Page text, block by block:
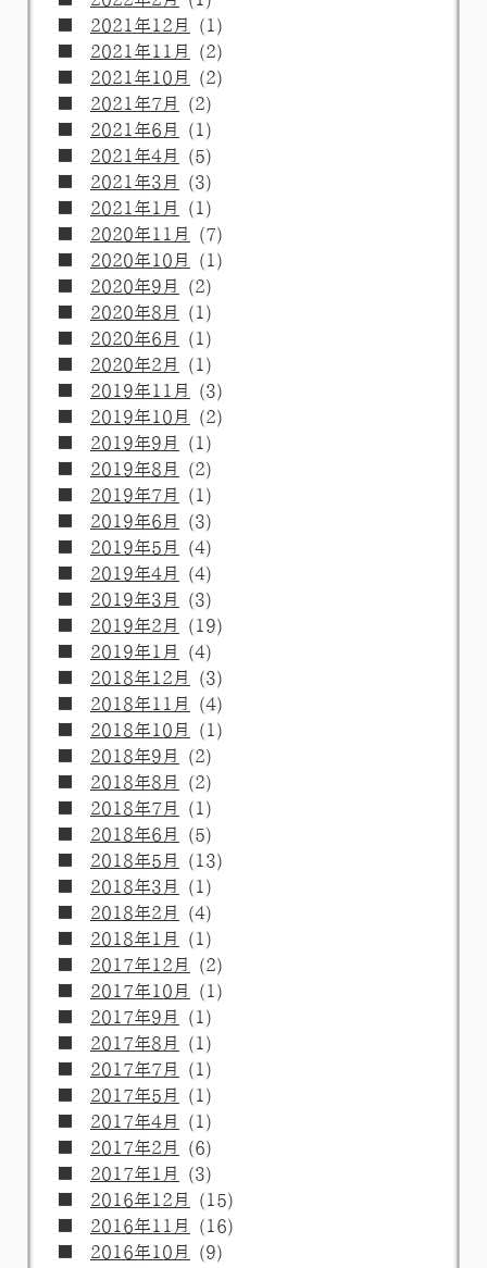
2021年12月
(1)
2021年11月
(2)
2021年10月
(2)
2021年7月
(2)
2021年6月
(1)
2021年4月
(5)
2021年3月
(3)
2021年1月
(1)
2020年11月
(7)
2020年10月
(1)
2020年9月
(2)
2020年8月
(1)
2020年6月
(1)
2020年2月
(1)
2019年11月
(3)
2019年10月
(2)
2019年9月
(1)
2019年8月
(2)
2019年7月
(1)
2019年6月
(3)
2019年5月
(4)
2019年4月
(4)
2019年3月
(3)
2019年2月
(19)
2019年1月
(4)
2018年12月
(3)
2018年11月
(4)
2018年10月
(1)
2018年9月
(2)
2018年8月
(2)
2018年7月
(1)
2018年6月
(5)
2018年5月
(13)
2018年3月
(1)
2018年2月
(4)
2018年1月
(1)
2017年12月
(2)
2017年10月
(1)
2017年9月
(1)
2017年8月
(1)
2017年7月
(1)
2017年5月
(1)
2017年4月
(1)
2017年2月
(6)
2017年1月
(3)
2016年12月
(15)
2016年11月
(16)
2016年10月
(9)